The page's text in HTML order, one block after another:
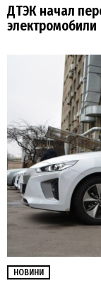
ДТЭК начал
электромобили
НОВИНИ